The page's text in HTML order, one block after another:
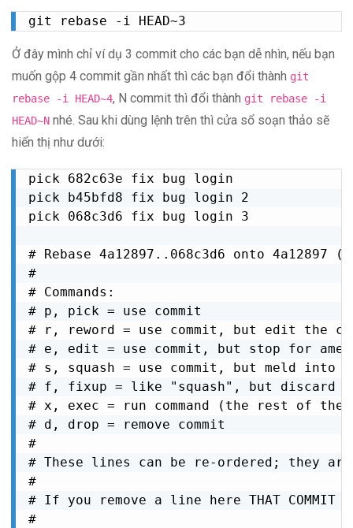
git rebase -i HEAD~3
Ở đây mình chỉ ví dụ 3 commit cho các bạn dễ nhìn, nếu bạn
muốn gộp 4 commit gần nhất thì các bạn đổi thành git
rebase -i HEAD~4, N commit thì đổi thành git rebase -i
HEAD~N nhé. Sau khi dùng lệnh trên thì cửa sổ soạn thảo sẽ
hiển thị như dưới:
pick 682c63e fix bug login
pick b45bfd8 fix bug login 2
pick 068c3d6 fix bug login 3
# Rebase 4a12897..068c3d6 onto 4a12897 (3
#
# Commands:
# p, pick = use commit
# r, reword = use commit, but edit the
# e, edit = use commit, but stop for
# s, squash = use commit, but meld into
# f, fixup = like "squash", but discard
# x, exec = run command (the rest of
# d, drop = remove commit
#
# These lines can be re-ordered; they
#
# If you remove a line here THAT COMMIT
#